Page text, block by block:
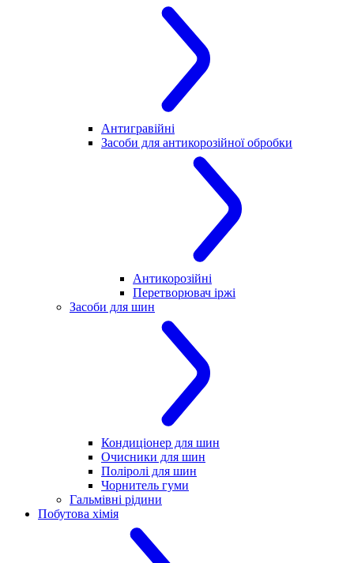
Антигравійні
Засоби для антикорозійної обробки
Антикорозійні
Перетворювач іржі
Засоби для шин
Кондиціонер для шин
Очисники для шин
Поліролі для шин
Чорнитель гуми
Гальмівні рідини
Побутова хімія